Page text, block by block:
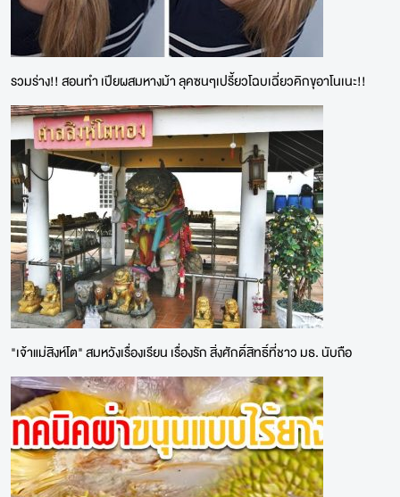
รวมร่าง!! สอนทำ เปียผสมหางม้า ลุคซนๆเปรี้ยวโฉบเฉี่ยวคิกขุอาโนเนะ!!
"เจ้าแม่สิงห์โต" สมหวังเรื่องเรียน เรื่องรัก สิ่งศักดิ์สิทธิ์ที่ชาว มธ. นับถือ